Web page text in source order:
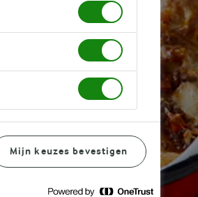
Mijn keuzes bevestigen